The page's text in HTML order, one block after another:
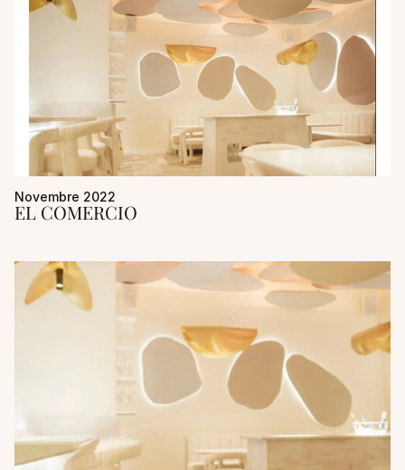
Novembre 2022
EL COMERCIO